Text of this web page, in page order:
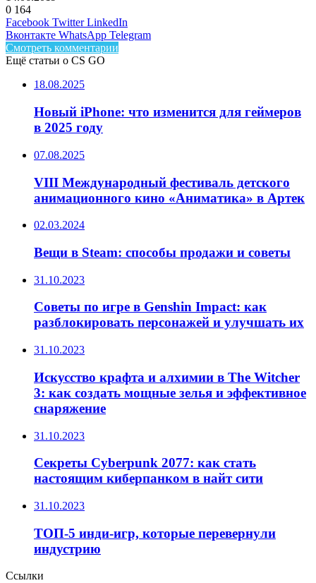
0 164
Facebook Twitter LinkedIn
Вконтакте WhatsApp Telegram
Смотреть комментарии
Ещё статьи о CS GO
18.08.2025
Новый iPhone: что изменится для геймеров
в 2025 году
07.08.2025
VIII Международный фестиваль детского
анимационного кино «Аниматика» в Артек
02.03.2024
Вещи в Steam: способы продажи и советы
31.10.2023
Советы по игре в Genshin Impact: как
разблокировать персонажей и улучшать их
31.10.2023
Искусство крафта и алхимии в The Witcher
3: как создать мощные зелья и эффективное
снаряжение
31.10.2023
Секреты Cyberpunk 2077: как стать
настоящим киберпанком в найт сити
31.10.2023
ТОП-5 инди-игр, которые перевернули
индустрию
Ссылки